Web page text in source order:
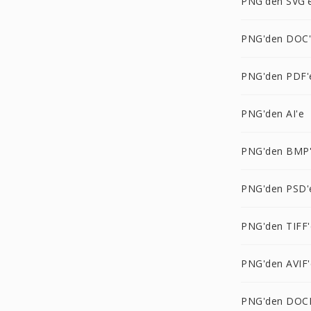
PNG'den
PNG'den
PNG'den AI'e
PNG'den
PNG'den
PNG'den
PNG'den
PNG'den